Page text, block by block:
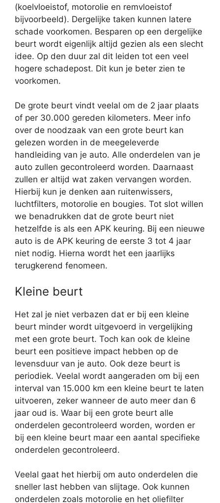
(koelvloeistof, motorolie en remvloeistof
bijvoorbeeld). Dergelijke taken kunnen latere
schade voorkomen. Besparen op een dergelijke
beurt wordt eigenlijk altijd gezien als een slecht
idee. Op den duur zal dit leiden tot een veel
hogere schadepost. Dit kun je beter zien te
voorkomen.
De grote beurt vindt veelal om de 2 jaar plaats
of per 30.000 gereden kilometers. Meer info
over de noodzaak van een grote beurt kan
gelezen worden in de meegeleverde
handleiding van je auto. Alle onderdelen van je
auto zullen gecontroleerd worden. Daarnaast
zullen er altijd wat zaken vervangen worden.
Hierbij kun je denken aan ruitenwissers,
luchtfilters, motorolie en bougies. Tot slot willen
we benadrukken dat de grote beurt niet
hetzelfde is als een APK keuring. Bij een nieuwe
auto is de APK keuring de eerste 3 tot 4 jaar
niet nodig. Hierna wordt het een jaarlijks
terugkerend fenomeen.
Kleine beurt
Het zal je niet verbazen dat er bij een kleine
beurt minder wordt uitgevoerd in vergelijking
met een grote beurt. Toch kan ook de kleine
beurt een positieve impact hebben op de
levensduur van je auto. Ook deze beurt is
periodiek. Veelal wordt aangeraden om bij een
interval van 15.000 km een kleine beurt te laten
uitvoeren, zeker wanneer de auto meer dan 6
jaar oud is. Waar bij een grote beurt alle
onderdelen gecontroleerd worden, worden er
bij een kleine beurt maar een aantal specifieke
onderdelen gecontroleerd.
Veelal gaat het hierbij om auto onderdelen die
sneller last hebben van slijtage. Ook kunnen
onderdelen zoals motorolie en het oliefilter